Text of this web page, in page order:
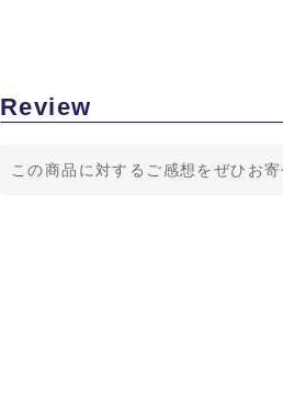
Review
この商品に対するご感想をぜひお